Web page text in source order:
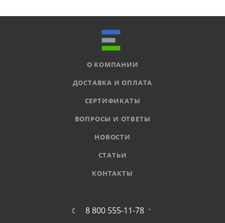
О КОМПАНИИ
ДОСТАВКА И ОПЛАТА
СЕРТИФИКАТЫ
ВОПРОСЫ И ОТВЕТЫ
НОВОСТИ
СТАТЬИ
КОНТАКТЫ
8 800 555-11-78